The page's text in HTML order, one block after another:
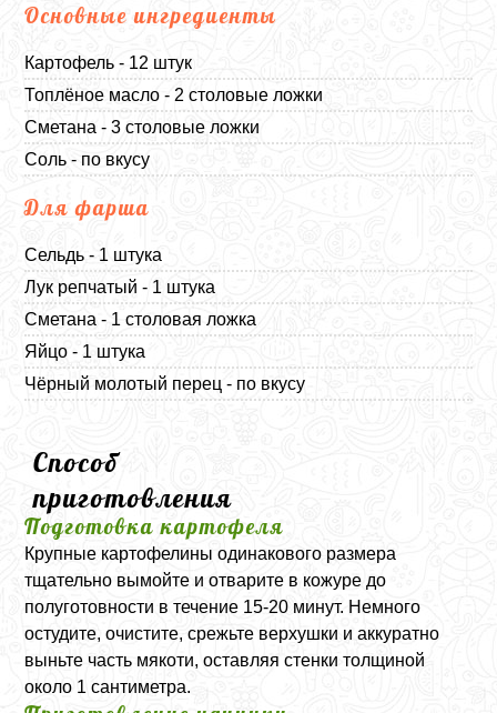
Основные ингредиенты
Картофель - 12 штук
Топлёное масло - 2 столовые ложки
Сметана - 3 столовые ложки
Соль - по вкусу
Для фарша
Сельдь - 1 штука
Лук репчатый - 1 штука
Сметана - 1 столовая ложка
Яйцо - 1 штука
Чёрный молотый перец - по вкусу
Способ
приготовления
Подготовка картофеля
Крупные картофелины одинакового размера
тщательно вымойте и отварите в кожуре до
полуготовности в течение 15-20 минут. Немного
остудите, очистите, срежьте верхушки и аккуратно
выньте часть мякоти, оставляя стенки толщиной
около 1 сантиметра.